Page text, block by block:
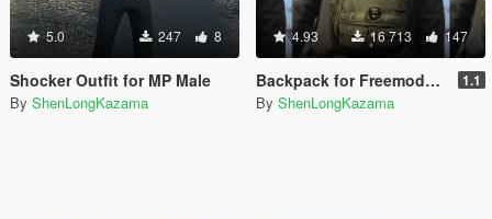
5.0 247 8
Shocker Outfit for MP Male
By ShenLongKazama
4.93 16 713 147
Backpack for Freemode/MP Male 1.1
By ShenLongKazama